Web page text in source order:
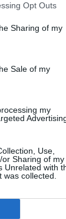
Opt Outs
Sharing of my
Sale of my
my
Use,
Sharing of my
Unrelated with
collected.
értéke
érték a
mutat, hogy